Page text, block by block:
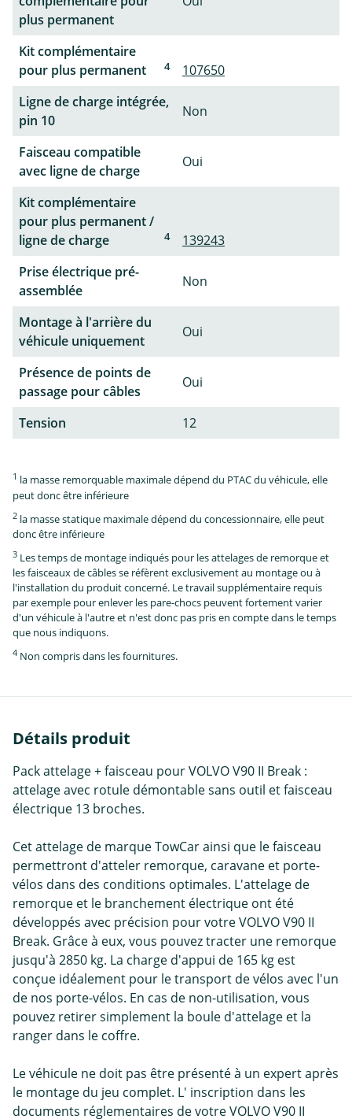
plus permanent
Kit complémentaire
pour plus permanent
4
107650
Ligne de charge intégrée,
pin 10
Non
Faisceau compatible
avec ligne de charge
Oui
Kit complémentaire
pour plus permanent /
ligne de charge
4
139243
Prise électrique pré-
assemblée
Non
Montage à l'arrière du
véhicule uniquement
Oui
Présence de points de
passage pour câbles
Oui
Tension 12
1 la masse remorquable maximale dépend du PTAC du véhicule, elle
peut donc être inférieure
2 la masse statique maximale dépend du concessionnaire, elle peut
donc être inférieure
3 Les temps de montage indiqués pour les attelages de remorque et
les faisceaux de câbles se réfèrent exclusivement au montage ou à
l'installation du produit concerné. Le travail supplémentaire requis
par exemple pour enlever les pare-chocs peuvent fortement varier
d'un véhicule à l'autre et n'est donc pas pris en compte dans le temps
que nous indiquons.
4 Non compris dans les fournitures.
Détails produit
Pack attelage + faisceau pour VOLVO V90 II Break :
attelage avec rotule démontable sans outil et faisceau
électrique 13 broches.
Cet attelage de marque TowCar ainsi que le faisceau
permettront d'atteler remorque, caravane et porte-
vélos dans des conditions optimales. L'attelage de
remorque et le branchement électrique ont été
développés avec précision pour votre VOLVO V90 II
Break. Grâce à eux, vous pouvez tracter une remorque
jusqu'à 2850 kg. La charge d'appui de 165 kg est
conçue idéalement pour le transport de vélos avec l'un
de nos porte-vélos. En cas de non-utilisation, vous
pouvez retirer simplement la boule d'attelage et la
ranger dans le coffre.
Le véhicule ne doit pas être présenté à un expert après
le montage du jeu complet. L' inscription dans les
documents réglementaires de votre VOLVO V90 II